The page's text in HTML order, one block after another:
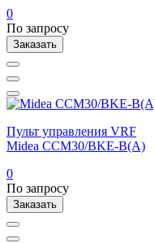
0
По запросу
Заказать
Пульт управления VRF
Midea CCM30/BKE-B(A)
0
По запросу
Заказать